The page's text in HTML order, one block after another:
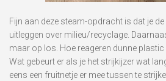
Fijn aan deze steam-opdracht is dat je
uitleggen over milieu/recyclage.
maar op los. Hoe reageren dunne
Wat gebeurt er als je het strijkijzer wat
eens een fruitnetje er mee tussen te